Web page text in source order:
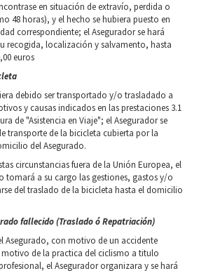
en situación de extravío, perdida o
48 horas), y el hecho se hubiera puesto en
correspondiente; el Asegurador se hará
recogida, localización y salvamento, hasta
euros
debido ser transportado y/o trasladado a
y causas indicados en las prestaciones 3.1
de "Asistencia en Viaje"; el Asegurador se
transporte de la bicicleta cubierta por la
del Asegurado.
circunstancias fuera de la Unión Europea, el
tomará a su cargo las gestiones, gastos y/o
del traslado de la bicicleta hasta el domicilio
fallecido (Traslado ó Repatriación)
Asegurado, con motivo de un accidente
de la practica del ciclismo a titulo
el Asegurador organizara y se hará